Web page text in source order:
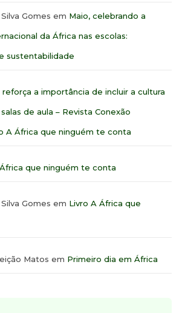
Gomes em Maio, celebrando a
da África nas escolas:
sustentabilidade
a importância de incluir a cultura
de aula – Revista Conexão
A África que ninguém te conta
que ninguém te conta
Gomes em Livro A África que
Matos em Primeiro dia em África